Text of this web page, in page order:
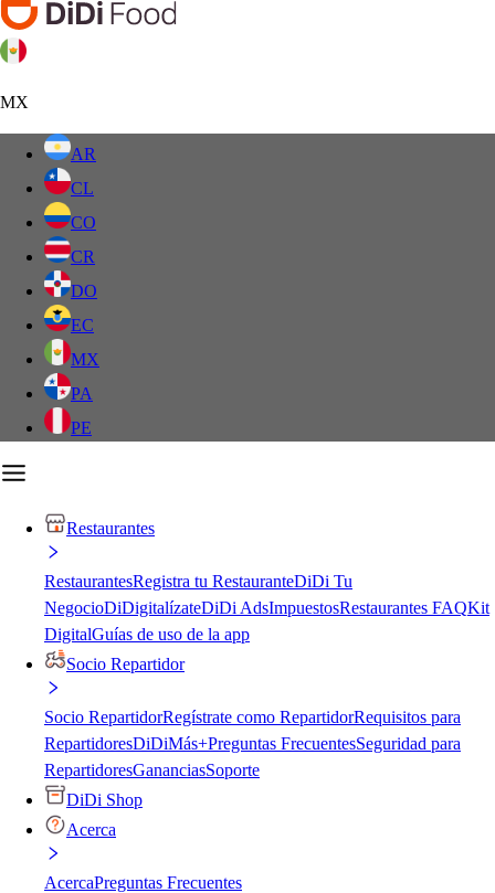
MX
AR
CL
CO
CR
DO
EC
MX
PA
PE
Restaurantes
RestaurantesRegistra tu RestauranteDiDi Tu
NegocioDiDigitalízateDiDi AdsImpuestosRestaurantes FAQKit
DigitalGuías de uso de la app
Socio Repartidor
Socio RepartidorRegístrate como RepartidorRequisitos para
RepartidoresDiDiMás+Preguntas FrecuentesSeguridad para
RepartidoresGananciasSoporte
DiDi Shop
Acerca
AcercaPreguntas Frecuentes